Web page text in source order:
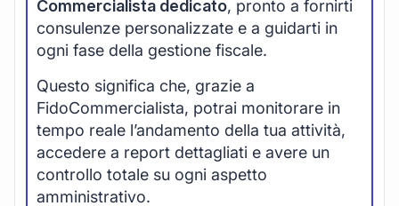
Commercialista dedicato, pronto a fornirti
consulenze personalizzate e a guidarti in
ogni fase della gestione fiscale.
Questo significa che, grazie a
FidoCommercialista, potrai monitorare in
tempo reale l’andamento della tua attività,
accedere a report dettagliati e avere un
controllo totale su ogni aspetto
amministrativo.